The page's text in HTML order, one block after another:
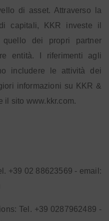
di asset. Attraverso la
capitali, KKR investe il
dei propri partner
entità. I riferimenti agli
includere le attività dei
informazioni su KKR &
il sito www.kkr.com.
+39 02 88623569 - email:
Tel. +39 0287962489 -